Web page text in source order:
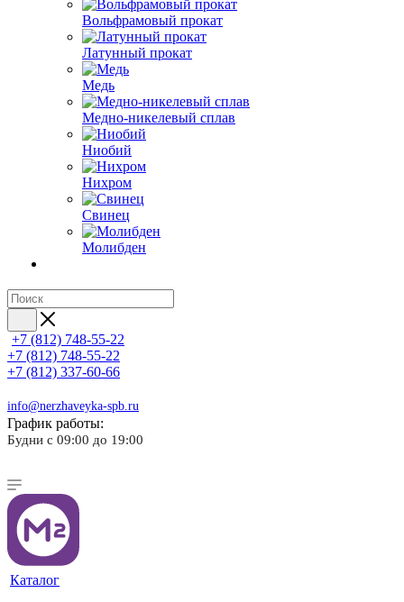
Вольфрамовый прокат
Латунный прокат
Медь
Медно-никелевый сплав
Ниобий
Нихром
Свинец
Молибден
+7 (812) 748-55-22
+7 (812) 748-55-22
+7 (812) 337-60-66
info@nerzhaveyka-spb.ru
График работы:
Будни с 09:00 до 19:00
Каталог